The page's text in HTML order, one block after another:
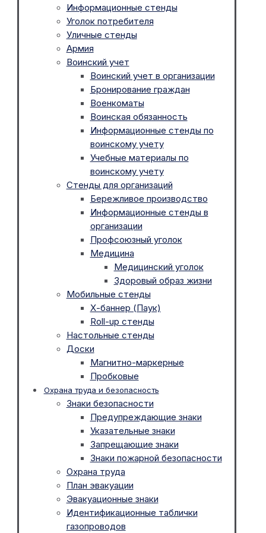
Информационные стенды
Уголок потребителя
Уличные стенды
Армия
Воинский учет
Воинский учет в организации
Бронирование граждан
Военкоматы
Воинская обязанность
Информационные стенды по
воинскому учету
Учебные материалы по
воинскому учету
Стенды для организаций
Бережливое производство
Информационные стенды в
организации
Профсоюзный уголок
Медицина
Медицинский уголок
Здоровый образ жизни
Мобильные стенды
Х-баннер (Паук)
Roll-up стенды
Настольные стенды
Доски
Магнитно-маркерные
Пробковые
Охрана труда и безопасность
Знаки безопасности
Предупреждающие знаки
Указательные знаки
Запрещающие знаки
Знаки пожарной безопасности
Охрана труда
План эвакуации
Эвакуационные знаки
Идентификационные таблички
газопроводов